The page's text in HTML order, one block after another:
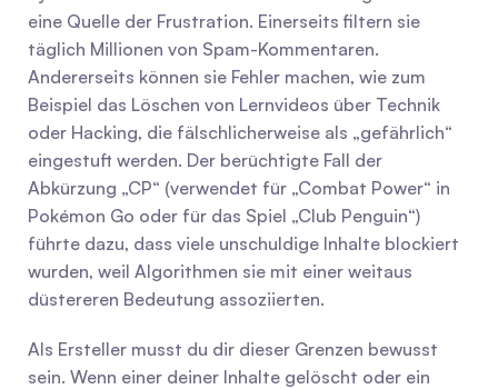
eine Quelle der Frustration. Einerseits filtern sie
täglich Millionen von Spam-Kommentaren.
Andererseits können sie Fehler machen, wie zum
Beispiel das Löschen von Lernvideos über Technik
oder Hacking, die fälschlicherweise als „gefährlich“
eingestuft werden. Der berüchtigte Fall der
Abkürzung „CP“ (verwendet für „Combat Power“ in
Pokémon Go oder für das Spiel „Club Penguin“)
führte dazu, dass viele unschuldige Inhalte blockiert
wurden, weil Algorithmen sie mit einer weitaus
düstereren Bedeutung assoziierten.
Als Ersteller musst du dir dieser Grenzen bewusst
sein. Wenn einer deiner Inhalte gelöscht oder ein